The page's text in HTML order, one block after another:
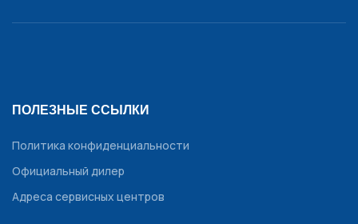
ПОЛЕЗНЫЕ ССЫЛКИ
Политика конфиденциальности
Официальный дилер
Адреса сервисных центров